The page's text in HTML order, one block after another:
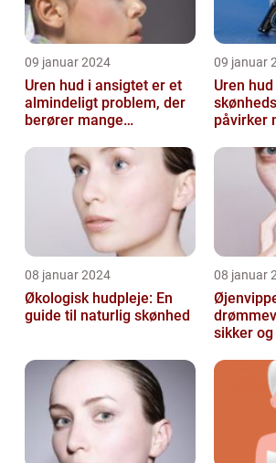
09 januar 2024
Uren hud i ansigtet er et
almindeligt problem, der
berører mange
09 januar
Uren
påvirker
08 januar 2024
Økologisk hudpleje: En
guide til naturlig skønhed
08 januar
sikker